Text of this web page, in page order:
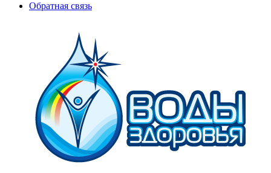
Обратная связь